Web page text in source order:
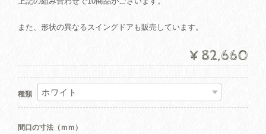
また、形状の異なるスイングドアも販売しています。
¥82,660
種類
間口の寸法（ｍｍ）